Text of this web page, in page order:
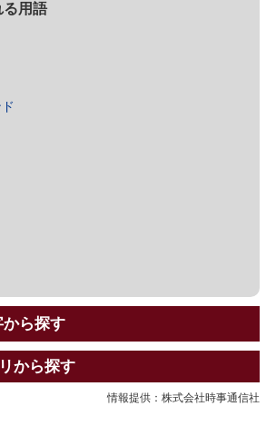
る用語
ら探す
から探す
情報提供：株式会社時事通信社